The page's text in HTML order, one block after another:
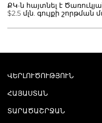
ՔԿ-ն հայտնել է
$2.5 մլն. գույքի շորթման
ՎԵՐԼՈՒԾՈՒԹՅՈՒՆ
ՀԱՅԱՍՏԱՆ
ՏԱՐԱԾԱՇՐՋԱՆ